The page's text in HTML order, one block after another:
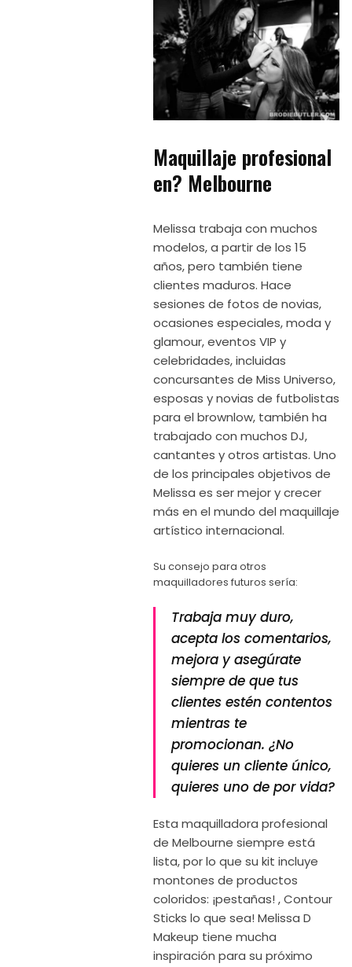
Maquillaje profesional
en? Melbourne
Melissa trabaja con muchos
modelos, a partir de los 15
años, pero también tiene
clientes maduros. Hace
sesiones de fotos de novias,
ocasiones especiales, moda y
glamour, eventos VIP y
celebridades, incluidas
concursantes de Miss Universo,
esposas y novias de futbolistas
para el brownlow, también ha
trabajado con muchos DJ,
cantantes y otros artistas. Uno
de los principales objetivos de
Melissa es ser mejor y crecer
más en el mundo del maquillaje
artístico internacional.
Su consejo para otros
maquilladores futuros sería:
Trabaja muy duro,
acepta los comentarios,
mejora y asegúrate
siempre de que tus
clientes estén contentos
mientras te
promocionan. ¿No
quieres un cliente único,
quieres uno de por vida?
Esta maquilladora profesional
de Melbourne siempre está
lista, por lo que su kit incluye
montones de productos
coloridos: ¡pestañas! , Contour
Sticks lo que sea! Melissa D
Makeup tiene mucha
inspiración para su próximo